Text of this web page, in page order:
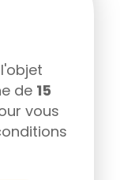
de 15
vous